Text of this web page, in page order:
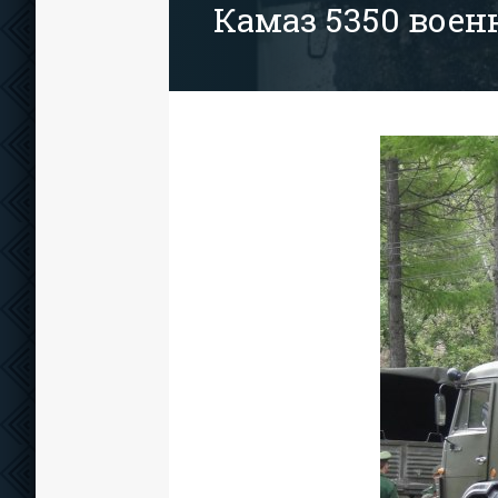
Камаз 5350